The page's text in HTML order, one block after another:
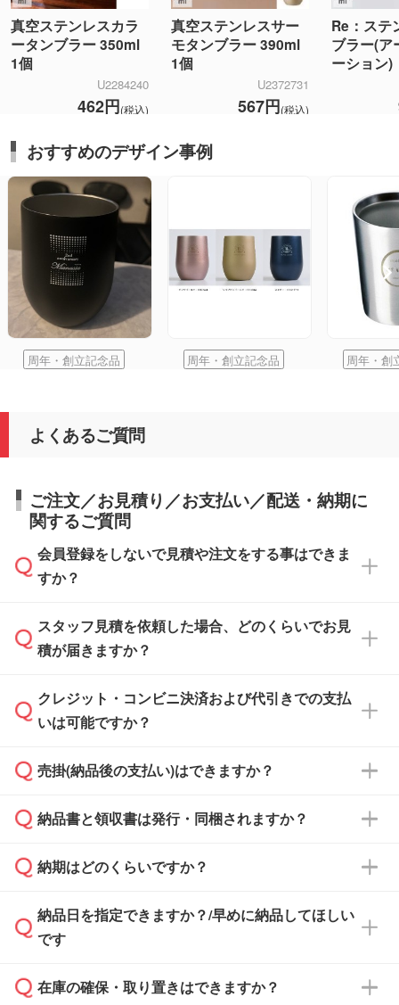
真空ステンレスカラ
ータンブラー 350ml
1個
U2284240
462円(税込)
真空ステンレスサー
モタンブラー 390ml
1個
U2372731
567円(税込)
Re：ステ
ブラー(ア
ーション)
おすすめのデザイン事例
周年・創立記念品 周年・創立記念品 周年・創
よくあるご質問
ご注文／お見積り／お支払い／配送・納期に
関するご質問
会員登録をしないで見積や注文をする事はできま
すか？
可能です。見積・注文フォームにて『ゲストの
まま進む』ボタンからお進みのうえ、ご依頼く
スタッフ見積を依頼した場合、どのくらいでお見
積が届きますか？
通常、翌営業日までにお送りしております。混
雑状況によっては、お時間をいただくこともご
依頼いただいた場合は、翌営業日以降のご連絡
クレジット・コンビニ決済および代引きでの支払
いは可能ですか？
銀行振込のみのご対応となります。
売掛(納品後の支払い)はできますか？
基本的には先入金をお願いしておりますが、自
どの場合は、月末締め翌月末払いに対応可能で
また、卒業・卒園記念品で対策委員会や個人様
校や幼稚園・保育園であれば、同様の条件でご
納品書と領収書は発行・同梱されますか？
納品書・領収書は ご依頼をいただいた場合の
ず、通常はPDFデータをメール添付でお送りし
ます。
たは注文フォームの『ご注文に関する備考欄』
納期はどのくらいですか？
・印刷する場合(500個程度)
ご入金、イメージ画像の校了から約2週間～2
納品日を指定できますか？/早めに納品してほしい
です
ご希望の納期がある場合は、お問い合わせ・お
在庫の確保・取り置きはできますか？